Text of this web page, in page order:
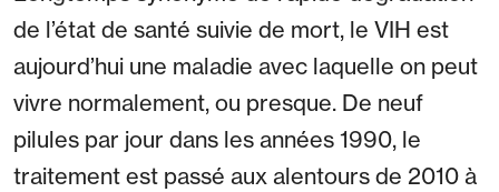
de l’état de santé suivie de mort, le VIH est
aujourd’hui une maladie avec laquelle on peut
vivre normalement, ou presque. De neuf
pilules par jour dans les années 1990, le
traitement est passé aux alentours de 2010 à